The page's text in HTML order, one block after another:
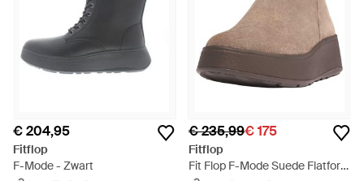
€ 204,95
Fitflop
F-Mode - Zwart
€ 235,99€ 175
Fitflop
Fit Flop F-Mode Suede Flatform